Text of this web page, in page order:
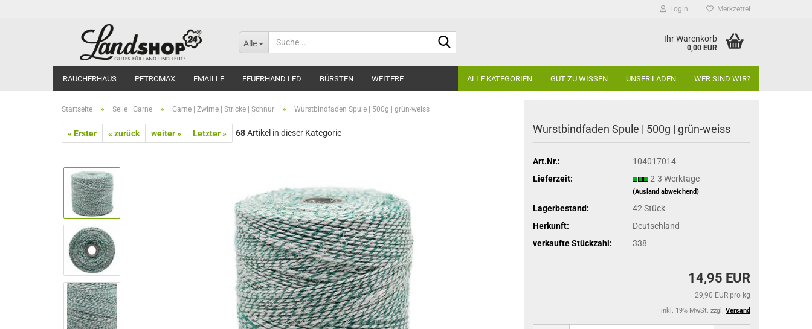
Login Merkzettel
Alle Ihr Warenkorb
0,00 EUR
RÄUCHERHAUS PETROMAX EMAILLE FEUERHAND LED BÜRSTEN ALLE KATEGORIEN GUT ZU WISSEN UNSER LADEN WER SIND WIR?
WEITERE
Startseite » Seile | Garne » Garne | Zwirne | Stricke | Schnur » Wurstbindfaden Spule | 500g | grün-weiss
« Erster « zurück weiter » Letzter » 68Artikel in dieser Kategorie Wurstbindfaden Spule | 500g | grün-weiss
Art.Nr.:
104017014
Lieferzeit:
2-3 Werktage
(Ausland abweichend)
Lagerbestand: 42 Stück
Herkunft:
Deutschland
verkaufte Stückzahl:
338
14,95 EUR
29,90 EUR pro kg
inkl. 19% MwSt. zzgl. Versand